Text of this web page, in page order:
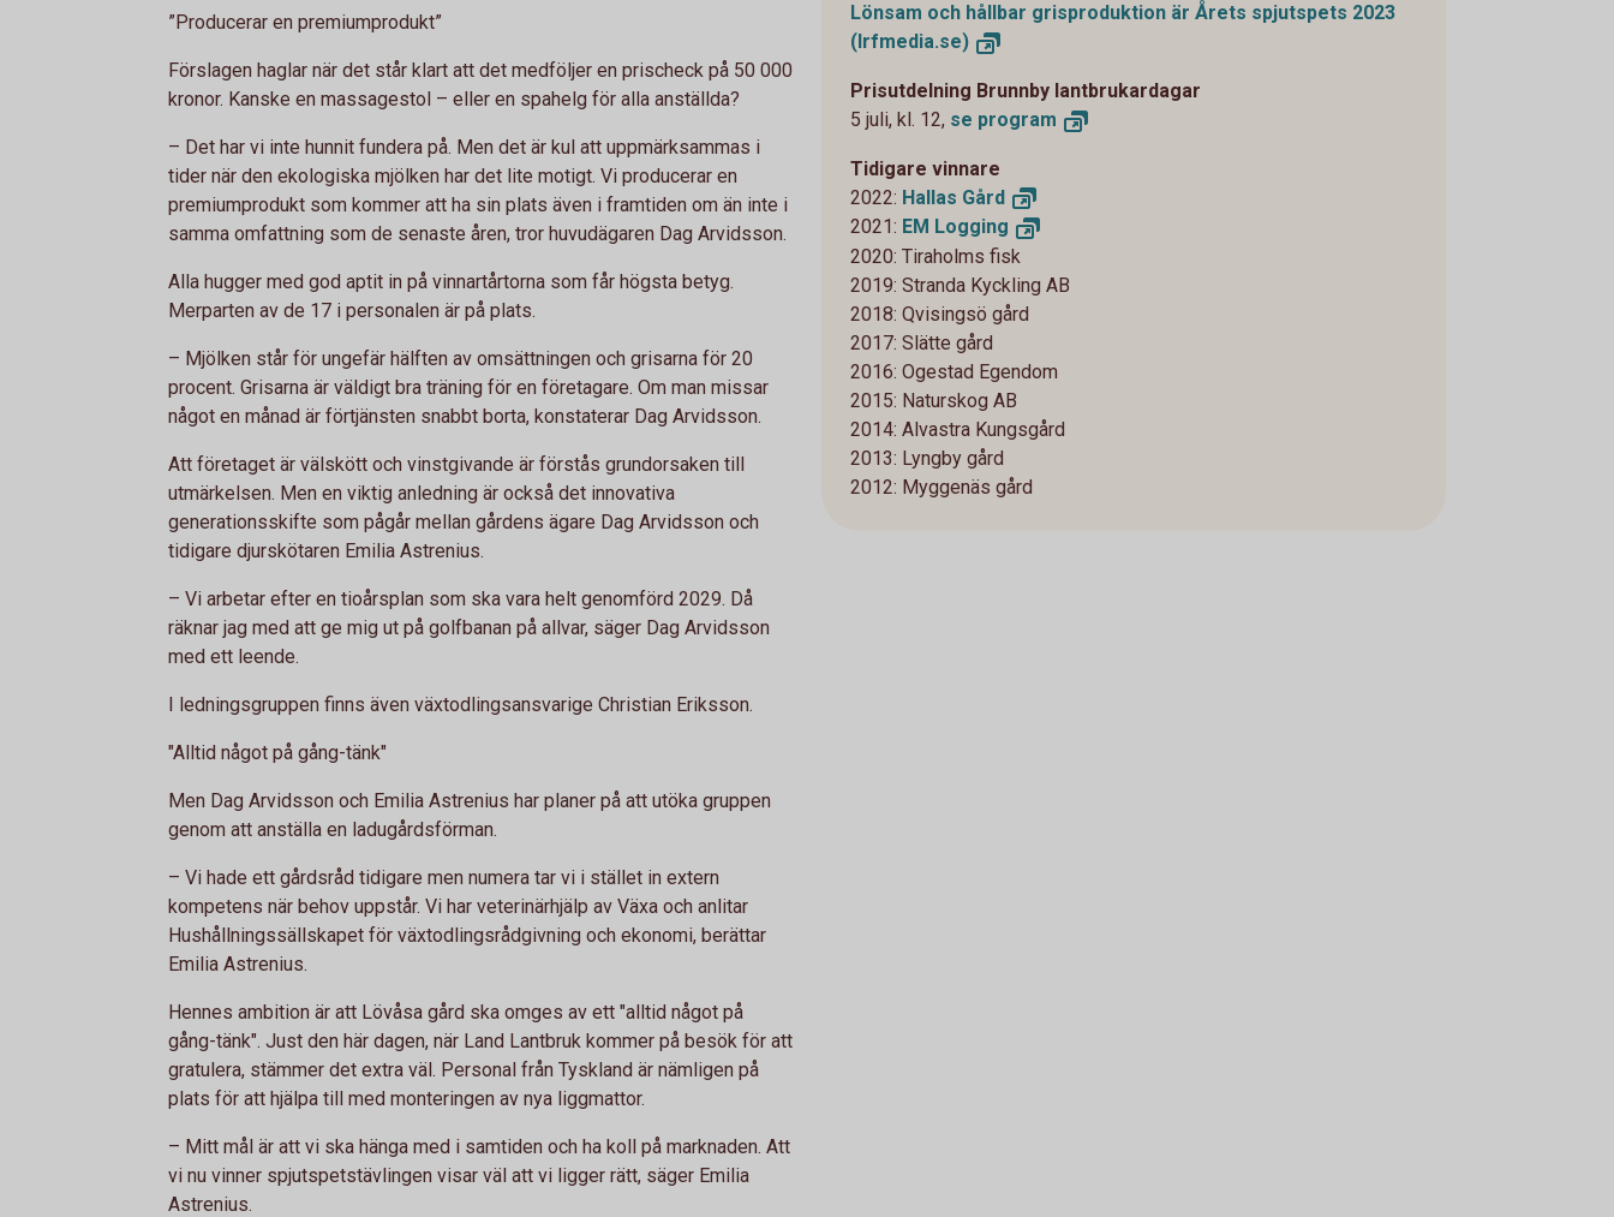
”Producerar en premiumprodukt”
Förslagen haglar när det står klart att det medföljer en prischeck på 50 000
kronor. Kanske en massagestol – eller en spahelg för alla anställda?
– Det har vi inte hunnit fundera på. Men det är kul att uppmärksammas i
tider när den ekologiska mjölken har det lite motigt. Vi producerar en
premiumprodukt som kommer att ha sin plats även i framtiden om än inte i
samma omfattning som de senaste åren, tror huvudägaren Dag Arvidsson.
Alla hugger med god aptit in på vinnartårtorna som får högsta betyg.
Merparten av de 17 i personalen är på plats.
– Mjölken står för ungefär hälften av omsättningen och grisarna för 20
procent. Grisarna är väldigt bra träning för en företagare. Om man missar
något en månad är förtjänsten snabbt borta, konstaterar Dag Arvidsson.
Att företaget är välskött och vinstgivande är förstås grundorsaken till
utmärkelsen. Men en viktig anledning är också det innovativa
generationsskifte som pågår mellan gårdens ägare Dag Arvidsson och
tidigare djurskötaren Emilia Astrenius.
– Vi arbetar efter en tioårsplan som ska vara helt genomförd 2029. Då
räknar jag med att ge mig ut på golfbanan på allvar, säger Dag Arvidsson
med ett leende.
I ledningsgruppen finns även växtodlingsansvarige Christian Eriksson.
"Alltid något på gång-tänk"
Men Dag Arvidsson och Emilia Astrenius har planer på att utöka gruppen
genom att anställa en ladugårdsförman.
– Vi hade ett gårdsråd tidigare men numera tar vi i stället in extern
kompetens när behov uppstår. Vi har veterinärhjälp av Växa och anlitar
Hushållningssällskapet för växtodlingsrådgivning och ekonomi, berättar
Emilia Astrenius.
Hennes ambition är att Lövåsa gård ska omges av ett "alltid något på
gång-tänk". Just den här dagen, när Land Lantbruk kommer på besök för att
gratulera, stämmer det extra väl. Personal från Tyskland är nämligen på
plats för att hjälpa till med monteringen av nya liggmattor.
– Mitt mål är att vi ska hänga med i samtiden och ha koll på marknaden. Att
vi nu vinner spjutspetstävlingen visar väl att vi ligger rätt, säger Emilia
Astrenius.
Lönsam och hållbar grisproduktion är Årets spjutspets 2023
(lrfmedia.se)
Prisutdelning Brunnby lantbrukardagar
5 juli, kl. 12, se program
Tidigare vinnare
2022: Hallas Gård
2021: EM Logging
2020: Tiraholms fisk
2019: Stranda Kyckling AB
2018: Qvisingsö gård
2017: Slätte gård
2016: Ogestad Egendom
2015: Naturskog AB
2014: Alvastra Kungsgård
2013: Lyngby gård
2012: Myggenäs gård